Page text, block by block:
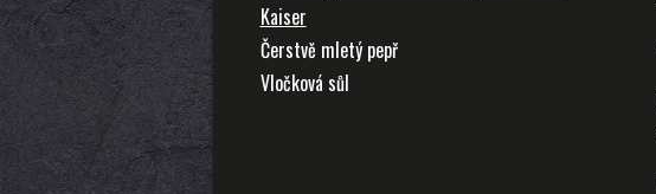
Kaiser
Čerstvě mletý pepř
Vločková sůl